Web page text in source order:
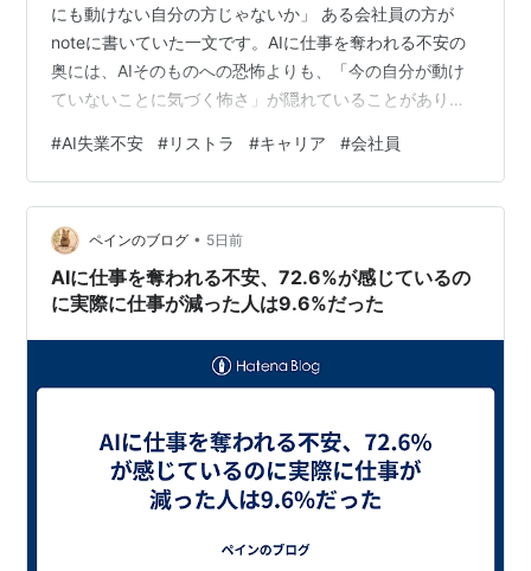
にも動けない自分の方じゃないか」 ある会社員の方が
noteに書いていた一文です。AIに仕事を奪われる不安の
奥には、AIそのものへの恐怖よりも、「今の自分が動け
ていないことに気づく怖さ」が隠れていることがありま
する挫折パターンがあります。「完璧に理解してから使
おう」として、調べれば調べるほど分からないことが増
え、結局何も始められなくなる、というものです。 「理
解してから動く」を、いったんやめてみる 発想を変え
て、理解は後回しでいいので、今日1つだけ、AIに作業を
やらせてみる。最初の1つは、今…
#AI失業不安 #リストラ #キャリア #会社員
ペインのブログ • 5日前
AIに仕事を奪われる不安、72.6%が感じているの
に実際に仕事が減った人は9.6%だった